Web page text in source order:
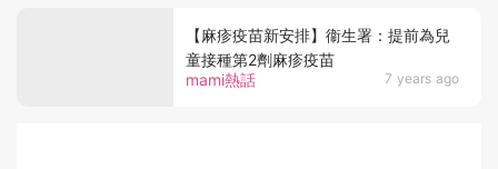
mami熱話 7 years ago
【麻疹疫苗新安排】衞生署：提前為兒
童接種第2劑麻疹疫苗